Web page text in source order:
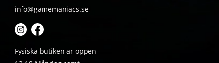
info@gamemaniacs.se
Fysiska butiken är öppen